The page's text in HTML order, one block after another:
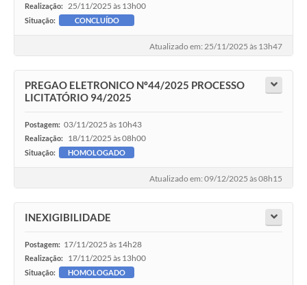
Realização: 25/11/2025 às 13h00
Situação: CONCLUÍDO
Atualizado em: 25/11/2025 às 13h47
PREGAO ELETRONICO Nº44/2025 PROCESSO
LICITATÓRIO 94/2025
Postagem: 03/11/2025 às 10h43
Realização: 18/11/2025 às 08h00
Situação: HOMOLOGADO
Atualizado em: 09/12/2025 às 08h15
INEXIGIBILIDADE
Postagem: 17/11/2025 às 14h28
Realização: 17/11/2025 às 13h00
Situação: HOMOLOGADO